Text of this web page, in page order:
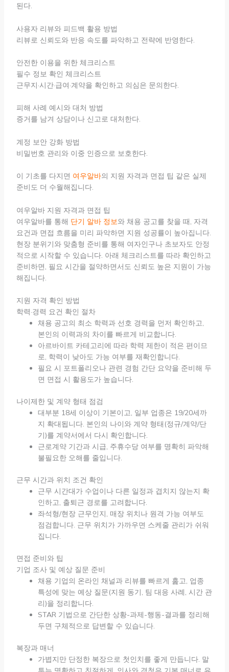
된다.
사용자 리뷰와 피드백 활용 방법
리뷰로 신뢰도와 반응 속도를 파악하고 전략에 반영한다.
안전한 이용을 위한 체크리스트
필수 정보 확인 체크리스트
근무지·시간·급여·계약을 확인하고 의심은 문의한다.
피해 사례 예시와 대처 방법
증거를 남겨 상담이나 신고로 대처한다.
계정 보안 강화 방법
비밀번호 관리와 이중 인증으로 보호한다.
이 기초를 다지면 여우알바의 지원 자격과 면접 팁 같은 실제
준비도 더 수월해집니다.
여우알바 지원 자격과 면접 팁
여우알바를 통해 단기 알바 정보와 채용 공고를 찾을 때, 자격
요건과 면접 흐름을 미리 파악하면 지원 성공률이 높아집니다.
현장 분위기와 맞춤형 준비를 통해 여자인구나 초보자도 안정
적으로 시작할 수 있습니다. 아래 체크리스트를 따라 확인하고
준비하면, 필요 시간을 절약하면서도 신뢰도 높은 지원이 가능
해집니다.
지원 자격 확인 방법
학력·경력 요건 확인 절차
채용 공고의 최소 학력과 선호 경력을 먼저 확인하고,
본인의 이력과의 차이를 빠르게 비교합니다.
아르바이트 카테고리에 따라 학력 제한이 적은 편이므
로, 학력이 낮아도 가능 여부를 재확인합니다.
필요 시 포트폴리오나 관련 경험 간단 요약을 준비해 두
면 면접 시 활용도가 높습니다.
나이제한 및 계약 형태 점검
대부분 18세 이상이 기본이고, 일부 업종은 19/20세까
지 확대됩니다. 본인의 나이와 계약 형태(정규/계약/단
기)를 계약서에서 다시 확인합니다.
근로계약 기간과 시급, 주휴수당 여부를 명확히 파악해
불필요한 오해를 줄입니다.
근무 시간과 위치 조건 확인
근무 시간대가 수업이나 다른 일정과 겹치지 않는지 확
인하고, 출퇴근 경로를 고려합니다.
좌석형/현장 근무인지, 매장 위치나 원격 가능 여부도
점검합니다. 근무 위치가 가까우면 스케줄 관리가 쉬워
집니다.
면접 준비와 팁
기업 조사 및 예상 질문 준비
채용 기업의 온라인 채널과 리뷰를 빠르게 훑고, 업종
특성에 맞는 예상 질문(지원 동기, 팀 대응 사례, 시간 관
리)을 정리합니다.
STAR 기법으로 간단한 상황-과제-행동-결과를 정리해
두면 구체적으로 답변할 수 있습니다.
복장과 매너
가볍지만 단정한 복장으로 첫인치를 좋게 만듭니다. 말